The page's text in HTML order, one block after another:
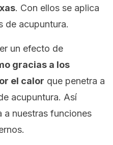
. Con ellos se aplica
de acupuntura.
un efecto de
gracias a los
el calor que penetra a
acupuntura. Así
a nuestras funciones